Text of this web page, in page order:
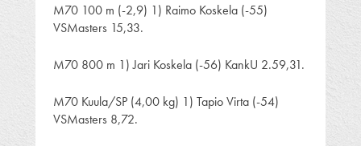
M70 100 m (-2,9) 1) Raimo Koskela (-55)
VSMasters 15,33.
M70 800 m 1) Jari Koskela (-56) KankU 2.59,31.
M70 Kuula/SP (4,00 kg) 1) Tapio Virta (-54)
VSMasters 8,72.